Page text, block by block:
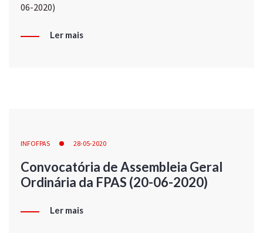
06-2020)
Ler mais
INFOFPAS 28-05-2020
Convocatória de Assembleia Geral
Ordinária da FPAS (20-06-2020)
Ler mais